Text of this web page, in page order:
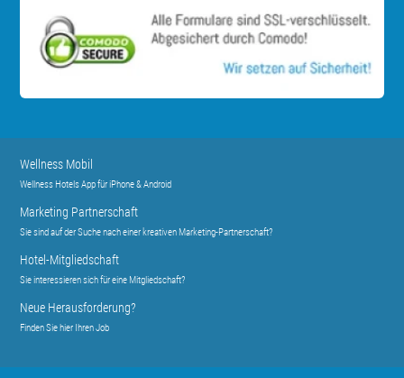
Wellness Mobil
Wellness Hotels App für iPhone & Android
Marketing Partnerschaft
Sie sind auf der Suche nach einer kreativen Marketing-Partnerschaft?
Hotel-Mitgliedschaft
Sie interessieren sich für eine Mitgliedschaft?
Neue Herausforderung?
Finden Sie hier Ihren Job